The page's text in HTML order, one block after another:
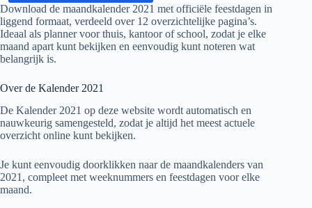
Download de maandkalender 2021 met officiële feestdagen in
liggend formaat, verdeeld over 12 overzichtelijke pagina’s.
Ideaal als planner voor thuis, kantoor of school, zodat je elke
maand apart kunt bekijken en eenvoudig kunt noteren wat
belangrijk is.
Over de Kalender 2021
De Kalender 2021 op deze website wordt automatisch en
nauwkeurig samengesteld, zodat je altijd het meest actuele
overzicht online kunt bekijken.
Je kunt eenvoudig doorklikken naar de maandkalenders van
2021 , compleet met weeknummers en feestdagen voor elke
maand.